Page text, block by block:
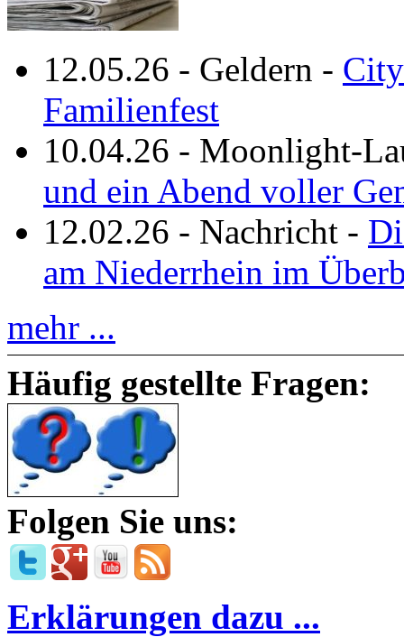
12.05.26 - Geldern -
Familienfest
10.04.26 - Moonlight-
und ein Abend voller
12.02.26 - Nachricht -
am Niederrhein im
mehr ...
Häufig gestellte Fragen:
Folgen Sie uns:
Erklärungen dazu ...